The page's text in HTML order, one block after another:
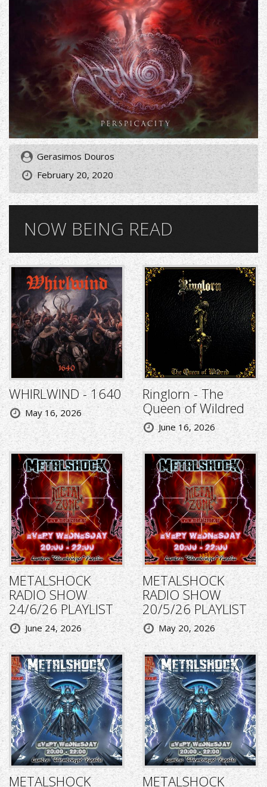
Gerasimos Douros
February 20, 2020
NOW BEING READ
WHIRLWIND - 1640
May 16, 2026
Ringlorn - The
Queen of Wildred
June 16, 2026
METALSHOCK
RADIO SHOW
24/6/26 PLAYLIST
June 24, 2026
METALSHOCK
RADIO SHOW
20/5/26 PLAYLIST
May 20, 2026
METALSHOCK
METALSHOCK